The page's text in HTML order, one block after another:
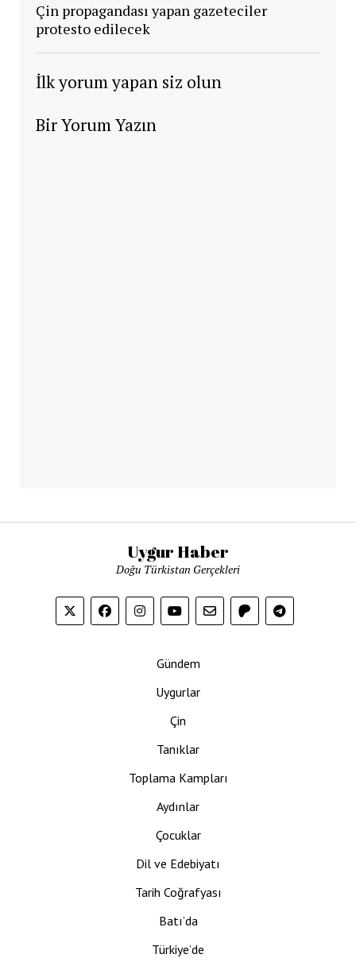
Çin propagandası yapan gazeteciler
protesto edilecek
İlk yorum yapan siz olun
Bir Yorum Yazın
Uygur Haber
Doğu Türkistan Gerçekleri
Gündem
Uygurlar
Çin
Tanıklar
Toplama Kampları
Aydınlar
Çocuklar
Dil ve Edebiyatı
Tarih Coğrafyası
Batı’da
Türkiye’de